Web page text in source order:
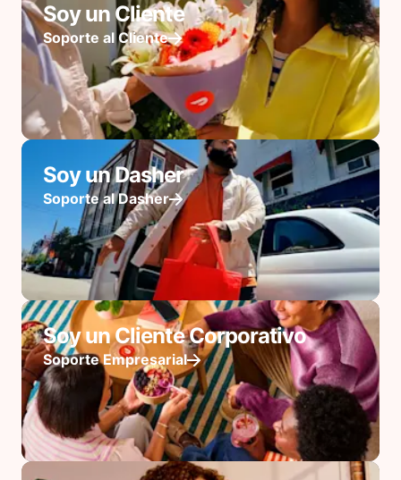
Soy un Cliente
Soporte al Cliente
Soy un Dasher
Soporte al Dasher
Soy un Cliente Corporativo
Soporte Empresarial